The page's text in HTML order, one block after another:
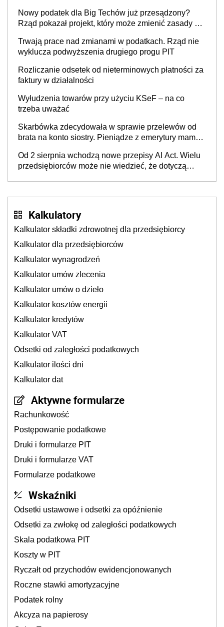
Nowy podatek dla Big Techów już przesądzony?
Rząd pokazał projekt, który może zmienić zasady gry
Trwają prace nad zmianami w podatkach. Rząd nie
wyklucza podwyższenia drugiego progu PIT
Rozliczanie odsetek od nieterminowych płatności za
faktury w działalności
Wyłudzenia towarów przy użyciu KSeF – na co
trzeba uważać
Skarbówka zdecydowała w sprawie przelewów od
brata na konto siostry. Pieniądze z emerytury mamy
będzie
Od 2 sierpnia wchodzą nowe przepisy AI Act. Wielu
przedsiębiorców może nie wiedzieć, że dotyczą
Kalkulatory
Kalkulator składki zdrowotnej dla przedsiębiorcy
Kalkulator dla przedsiębiorców
Kalkulator wynagrodzeń
Kalkulator umów zlecenia
Kalkulator umów o dzieło
Kalkulator kosztów energii
Kalkulator kredytów
Kalkulator VAT
Odsetki od zaległości podatkowych
Kalkulator ilości dni
Kalkulator dat
Aktywne formularze
Rachunkowość
Postępowanie podatkowe
Druki i formularze PIT
Druki i formularze VAT
Formularze podatkowe
Wskaźniki
Odsetki ustawowe i odsetki za opóźnienie
Odsetki za zwłokę od zaległości podatkowych
Skala podatkowa PIT
Koszty w PIT
Ryczałt od przychodów ewidencjonowanych
Roczne stawki amortyzacyjne
Podatek rolny
Akcyza na papierosy